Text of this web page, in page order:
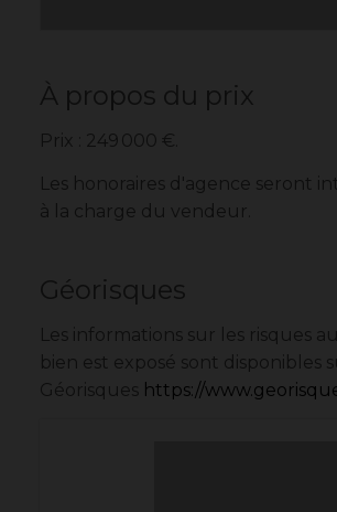
À propos du prix
Prix : 249 000 €.
Les honoraires d'agence seront
à la charge du vendeur.
Géorisques
Les informations sur les risques
bien est exposé sont disponibles
Géorisques https://